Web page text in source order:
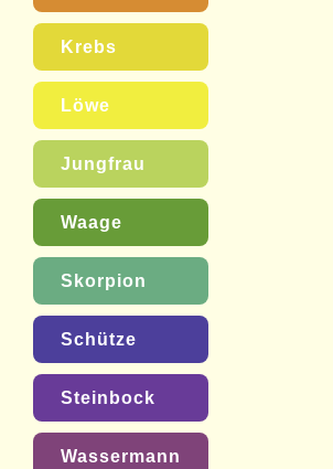
Krebs
Löwe
Jungfrau
Waage
Skorpion
Schütze
Steinbock
Wassermann